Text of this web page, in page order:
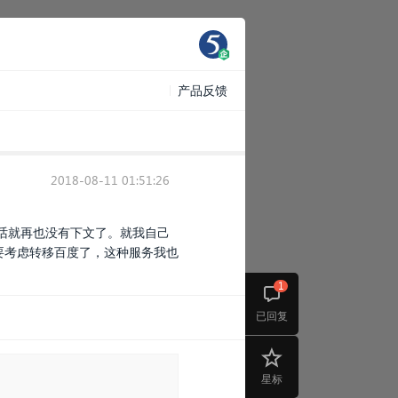
已回复
1
星标
产品反馈
2018-08-11 01:51:26
就再也没有下文了。就我自己
虑转移百度了，这种服务我也